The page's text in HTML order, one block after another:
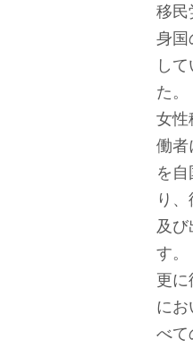
移民
身国
し
た。
女性
働者
を
り
及び
す。
更に
にお
べて